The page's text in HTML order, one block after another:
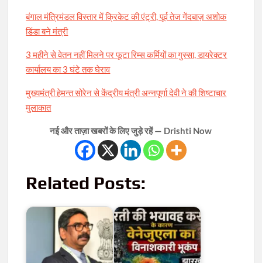
बंगाल मंत्रिमंडल विस्तार में क्रिकेट की एंट्री, पूर्व तेज गेंदबाज़ अशोक
डिंडा बने मंत्री
3 महीने से वेतन नहीं मिलने पर फूटा रिम्स कर्मियों का गुस्सा, डायरेक्टर
कार्यालय का 3 घंटे तक घेराव
मुख्यमंत्री हेमन्त सोरेन से केंद्रीय मंत्री अन्नपूर्णा देवी ने की शिष्टाचार
मुलाकात
नई और ताज़ा खबरों के लिए जुड़े रहें — Drishti Now
Related Posts: